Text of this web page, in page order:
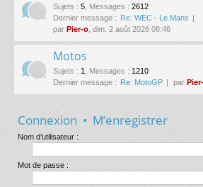
Sujets : 5 Messages : 2612
Dernier message : Re: WEC - Le Mans
par Pier-o , dim. 2 août 2026 08:46
Motos
Sujets : 1 Messages : 1210
Dernier message : Re: MotoGP par
Connexion • M’enregistrer
Nom d’utilisateur :
Mot de passe :